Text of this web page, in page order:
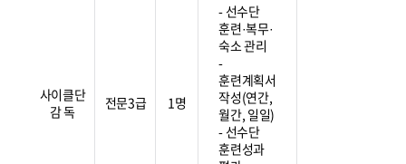
사이클단
감 독
전문3급 1명
- 선수단
훈련·복무·
숙소 관리
-
훈련계획서
작성(연간,
월간, 일일)
- 선수단
훈련성과